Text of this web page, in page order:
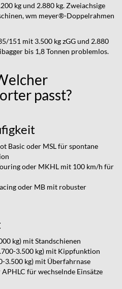
kg und 2.880 kg. Zweiachsige
wm meyer®-Doppelrahmen
151 mit 3.500 kg zGG und 2.880
bis 1,8 Tonnen problemlos.
passt?
Basic oder MSL für spontane
oder MKHL mit 100 km/h für
oder MB mit robuster
kg) mit Standschienen
3.500 kg) mit Kippfunktion
3.500 kg) mit Überfahrnase
für wechselnde Einsätze